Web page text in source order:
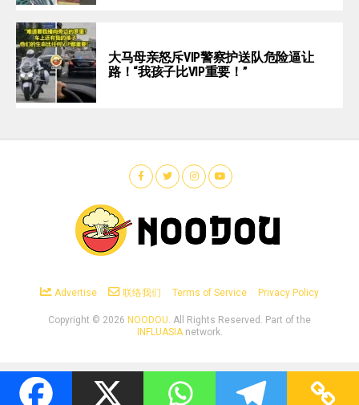
大马母亲怒斥VIP警察护送队危险逼让
路！“我孩子比VIP重要！”
Advertise 联络我们 Terms of Service Privacy Policy
Copyright © 2026 NOODOU. All Rights Reserved. Part of the
INFLUASIAnetwork.